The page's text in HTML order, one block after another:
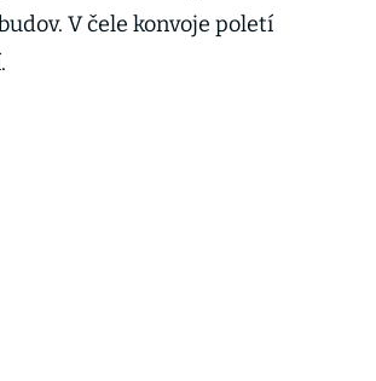
V čele konvoje poletí